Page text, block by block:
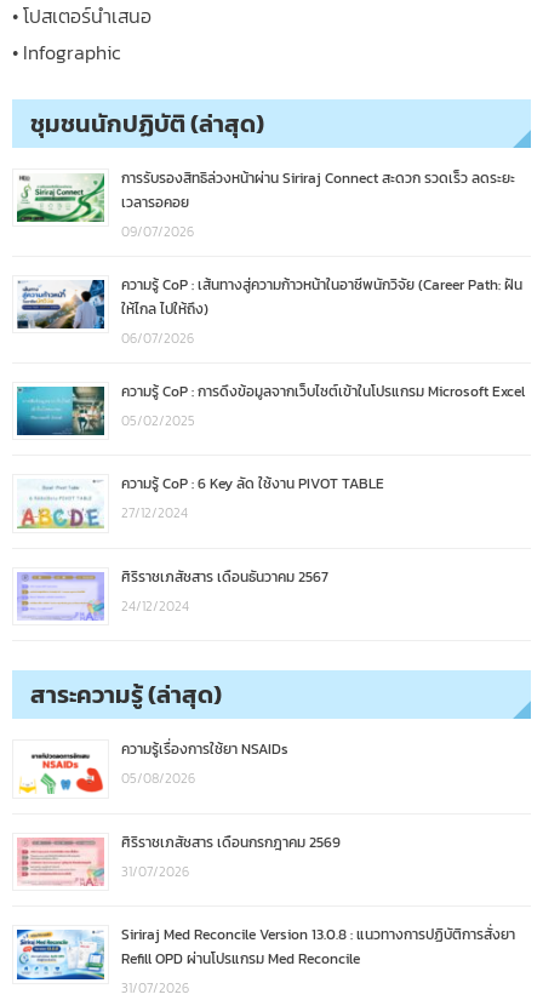
• โปสเตอร์นำเสนอ
• Infographic
ชุมชนนักปฏิบัติ (ล่าสุด)
การรับรองสิทธิล่วงหน้าผ่าน Siriraj Connect สะดวก รวดเร็ว ลดระยะ
เวลารอคอย
09/07/2026
ความรู้ CoP : เส้นทางสู่ความก้าวหน้าในอาชีพนักวิจัย (Career Path: ฝัน
ให้ไกล ไปให้ถึง)
06/07/2026
ความรู้ CoP : การดึงข้อมูลจากเว็บไซต์เข้าในโปรแกรม Microsoft Excel
05/02/2025
ความรู้ CoP : 6 Key ลัด ใช้งาน PIVOT TABLE
27/12/2024
ศิริราชเภสัชสาร เดือนธันวาคม 2567
24/12/2024
สาระความรู้ (ล่าสุด)
ความรู้เรื่องการใช้ยา NSAIDs
05/08/2026
ศิริราชเภสัชสาร เดือนกรกฎาคม 2569
31/07/2026
Siriraj Med Reconcile Version 13.0.8 : แนวทางการปฏิบัติการสั่งยา
Refill OPD ผ่านโปรแกรม Med Reconcile
31/07/2026